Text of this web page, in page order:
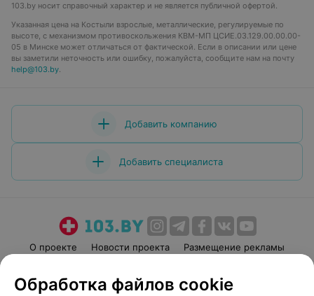
103.by носит справочный характер и не является публичной офертой.
Указанная цена на Костыли взрослые, металлические, регулируемые по
высоте, с механизмом противоскольжения КВМ-МП ЦСИЕ.03.129.00.00.00-
05 в Минске может отличаться от фактической. Если в описании или цене
вы заметили неточность или ошибку, пожалуйста, сообщите нам на почту
help@103.by.
Добавить компанию
Добавить специалиста
О проекте Новости проекта
Размещение рекламы
Пользовательское соглашение
Способы оплаты
Обработка файлов cookie